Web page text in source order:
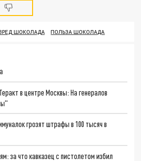
ШОКОЛАДА ПОЛЬЗА ШОКОЛАДА
в центре Москвы: На генералов
грозят штрафы в 100 тысяч в
за что кавказец с пистолетом избил